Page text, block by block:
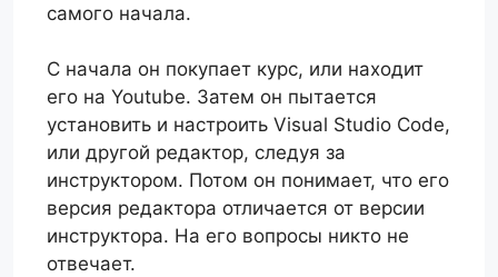
самого начала.
С начала он покупает курс, или находит
его на Youtube. Затем он пытается
установить и настроить Visual Studio Code,
или другой редактор, следуя за
инструктором. Потом он понимает, что его
версия редактора отличается от версии
инструктора. На его вопросы никто не
отвечает.